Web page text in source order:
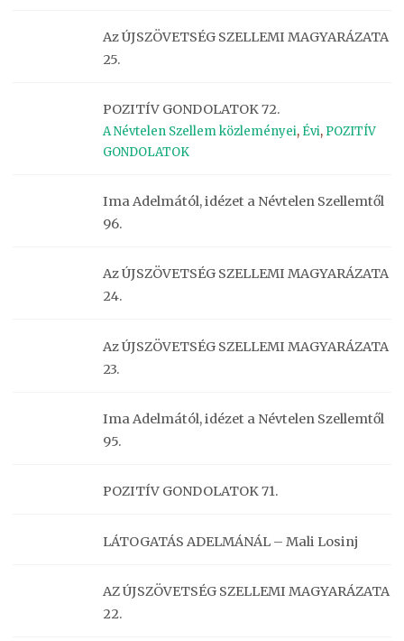
Az ÚJSZÖVETSÉG SZELLEMI MAGYARÁZATA
25.
POZITÍV GONDOLATOK 72.
A Névtelen Szellem közleményei, Évi, POZITÍV
GONDOLATOK
Ima Adelmától, idézet a Névtelen Szellemtől
96.
Az ÚJSZÖVETSÉG SZELLEMI MAGYARÁZATA
24.
Az ÚJSZÖVETSÉG SZELLEMI MAGYARÁZATA
23.
Ima Adelmától, idézet a Névtelen Szellemtől
95.
POZITÍV GONDOLATOK 71.
LÁTOGATÁS ADELMÁNÁL – Mali Losinj
AZ ÚJSZÖVETSÉG SZELLEMI MAGYARÁZATA
22.